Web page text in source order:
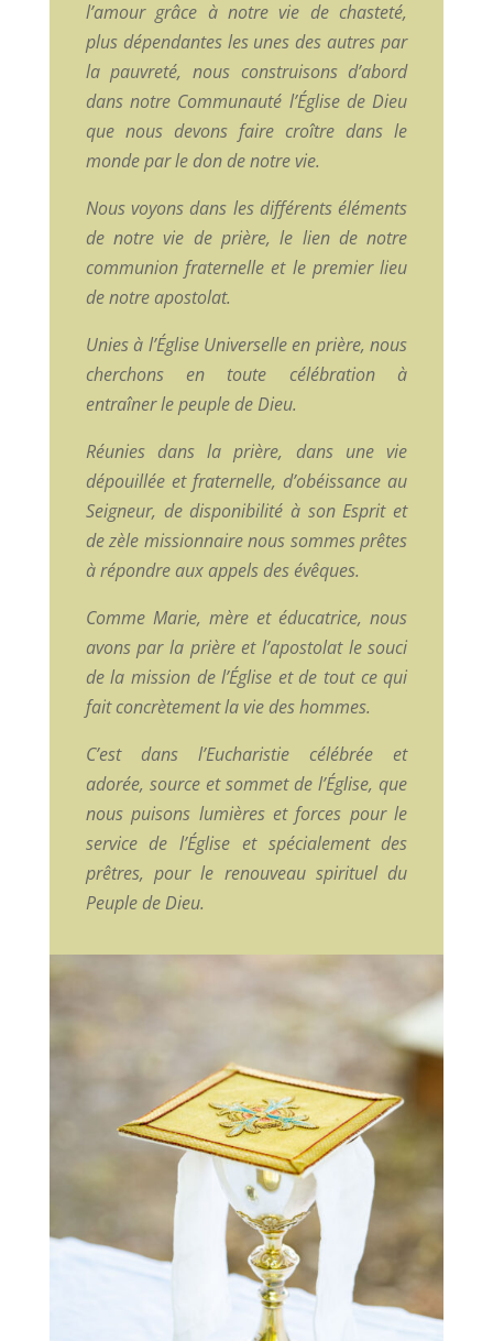
l’amour grâce à notre vie de chasteté,
plus dépendantes les unes des autres par
la pauvreté, nous construisons d’abord
dans notre Communauté l’Église de Dieu
que nous devons faire croître dans le
monde par le don de notre vie.
Nous voyons dans les différents éléments
de notre vie de prière, le lien de notre
communion fraternelle et le premier lieu
de notre apostolat.
Unies à l’Église Universelle en prière, nous
cherchons en toute célébration à
entraîner le peuple de Dieu.
Réunies dans la prière, dans une vie
dépouillée et fraternelle, d’obéissance au
Seigneur, de disponibilité à son Esprit et
de zèle missionnaire nous sommes prêtes
à répondre aux appels des évêques.
Comme Marie, mère et éducatrice, nous
avons par la prière et l’apostolat le souci
de la mission de l’Église et de tout ce qui
fait concrètement la vie des hommes.
C’est dans l’Eucharistie célébrée et
adorée, source et sommet de l’Église, que
nous puisons lumières et forces pour le
service de l’Église et spécialement des
prêtres, pour le renouveau spirituel du
Peuple de Dieu.